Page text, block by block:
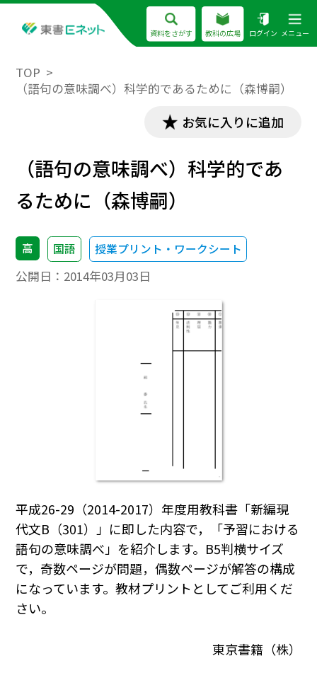
資料をさがす 教科の広場 ログイン メニュー
TOP
（語句の意味調べ）科学的であるために（森博嗣）
お気に入りに追加
（語句の意味調べ）科学的であ
るために（森博嗣）
高 国語 授業プリント・ワークシート
公開日： 2014年03月03日
平成26-29（2014-2017）年度用教科書「新編現
代文B（301）」に即した内容で，「予習における
語句の意味調べ」を紹介します。B5判横サイズ
で，奇数ページが問題，偶数ページが解答の構成
になっています。教材プリントとしてご利用くだ
さい。
東京書籍（株）